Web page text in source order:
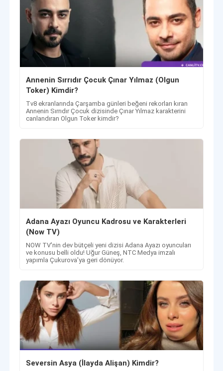
Annenin Sırrıdır Çocuk Çınar Yılmaz (Olgun
Toker) Kimdir?
Tv8 ekranlarında Çarşamba günleri beğeni rekorları kıran
Annenin Sırrıdır Çocuk dizisinde Çınar Yılmaz karakterini
canlandıran Olgun Toker kimdir?
Adana Ayazı Oyuncu Kadrosu ve Karakterleri
(Now TV)
NOW TV'nin dev bütçeli yeni dizisi Adana Ayazı oyuncuları
ve konusu belli oldu! Uğur Güneş, NTC Medya imzalı
yapımla Çukurova'ya geri dönüyor.
Seversin Asya (İlayda Alişan) Kimdir?